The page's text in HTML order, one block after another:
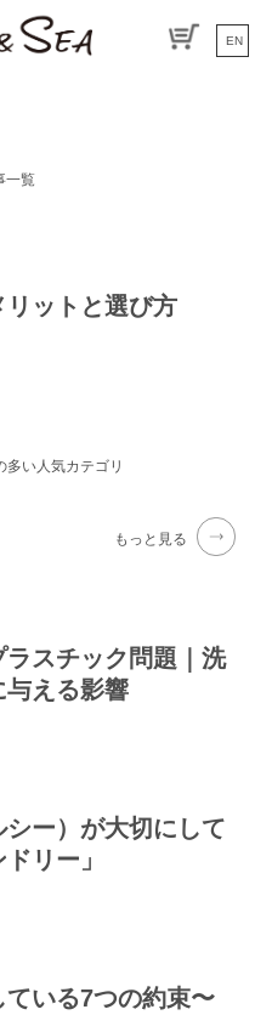
EN
一覧
ットと選び方
多い人気カテゴリ
もっと見る
ラスチック問題｜洗
与える影響
ー）が大切にして
リー」
いる7つの約束〜